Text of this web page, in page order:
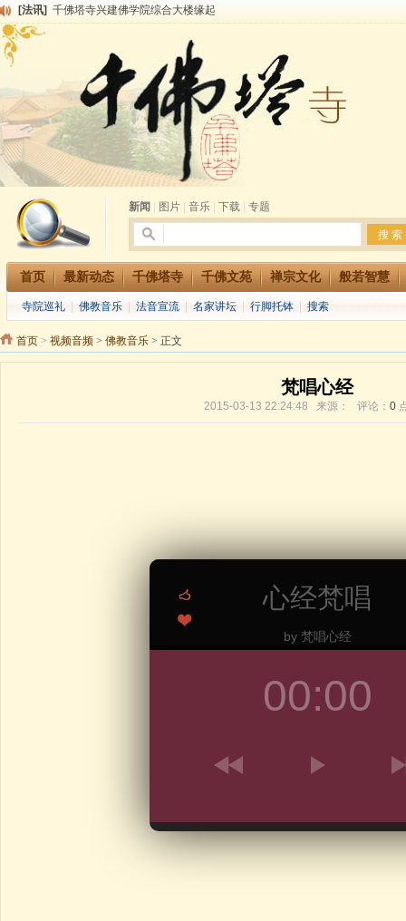
[法讯] 千佛塔寺兴建佛学院综合大楼缘起
[法讯] 共赴华藏世界 进入最后七天倒计时 殊胜华严法会 快快同享富贵庄严海
千佛塔寺阅藏堂周末阅藏报名通知
清明节祭祖报恩地藏法会
本寺方丈上明下慧尼和尚开讲《六祖坛经》
[法讯]
2015-3-26师父于法堂对大众的开示
[法讯] 广东千佛塔寺云门佛学院女众部 2016年招生简章
[法讯] 恭请海涛法师莅临千佛塔寺弘法
[法讯]
2014年七月大法会 祈福息灾地藏七 冥阳两利普渡群蒙盂兰盆
[法讯] 千佛塔寺云门佛学院女众部2014年招生简章
新闻
图片 音乐 下载 专题
首页 最新动态 千佛塔寺 千佛文苑 禅宗文化 般若智慧
寺院巡礼 佛教音乐 法音宣流 名家讲坛 行脚托钵 搜索
首页 > 视频音频 > 佛教音乐 > 正文
梵唱心经
2015-03-13 22:24:48 来源： 评论： 0
心经梵唱
by 梵唱心经
00:00